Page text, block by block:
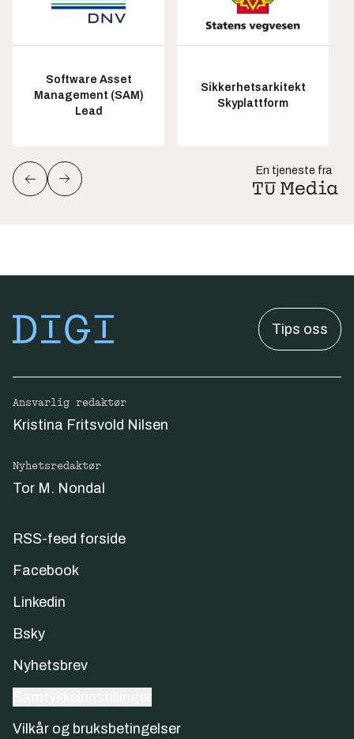
Software Asset
Management (SAM)
Lead
Sikkerhetsarkitekt
Skyplattform
En tjeneste fra
Tips oss
Ansvarlig redaktør
Kristina Fritsvold Nilsen
Nyhetsredaktør
Tor M. Nondal
RSS-feed forside
Facebook
Linkedin
Bsky
Nyhetsbrev
Vilkår og bruksbetingelser